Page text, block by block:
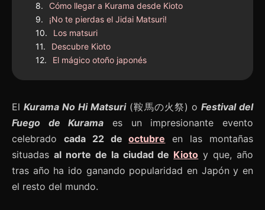
Cómo llegar a Kurama desde Kioto
¡No te pierdas el Jidai Matsuri!
Los matsuri
Descubre Kioto
El mágico otoño japonés
ElKurama No Hi Matsuri(鞍馬の火祭) o Festival del
Fuego de Kurama es un impresionante evento
celebrado cada 22 deoctubre en las montañas
situadas al norte de la ciudad de Kioto y que, año
tras año ha ido ganando popularidad en Japón y en
el resto del mundo.